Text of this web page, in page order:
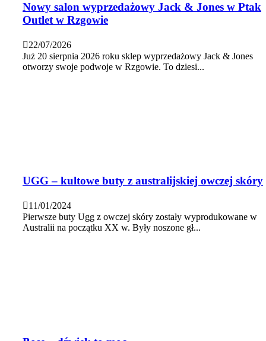
Nowy salon wyprzedażowy Jack & Jones w Ptak
Outlet w Rzgowie
22/07/2026
Już 20 sierpnia 2026 roku sklep wyprzedażowy Jack & Jones
otworzy swoje podwoje w Rzgowie. To dziesi...
UGG – kultowe buty z australijskiej owczej skóry
11/01/2024
Pierwsze buty Ugg z owczej skóry zostały wyprodukowane w
Australii na początku XX w. Były noszone gł...